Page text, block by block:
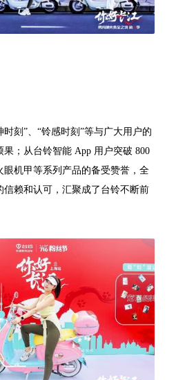
时刻”、“铃感时刻”等与广大用户的
；从台铃智能 App 用户突破 800
机甲等系列产品的备受赞誉，全
赖和认可，汇聚成了台铃不断前